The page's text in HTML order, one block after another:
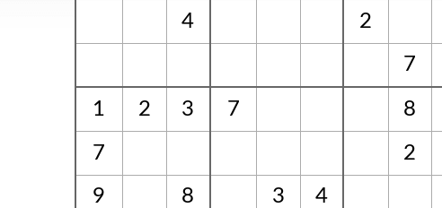
4 2
7
1 2 3 7 8
7
2
9
8 3 4